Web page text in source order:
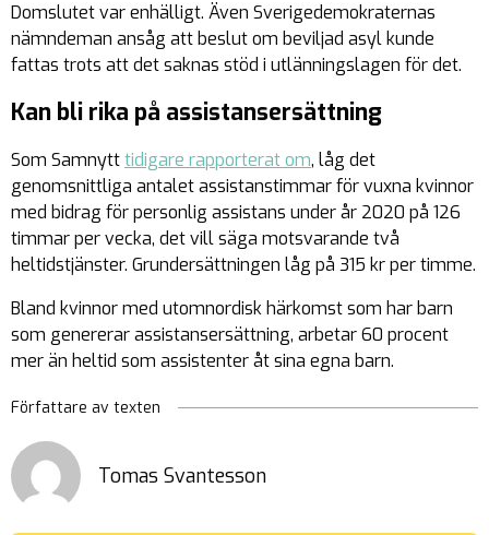
Domslutet var enhälligt. Även Sverigedemokraternas
nämndeman ansåg att beslut om beviljad asyl kunde
fattas trots att det saknas stöd i utlänningslagen för det.
Kan bli rika på assistansersättning
Som Samnytttidigare rapporterat om, låg det
genomsnittliga antalet assistanstimmar för vuxna kvinnor
med bidrag för personlig assistans under år 2020 på 126
timmar per vecka, det vill säga motsvarande två
heltidstjänster. Grundersättningen låg på 315 kr per timme.
Bland kvinnor med utomnordisk härkomst som har barn
som genererar assistansersättning, arbetar 60 procent
mer än heltid som assistenter åt sina egna barn.
Författare av texten
Tomas Svantesson